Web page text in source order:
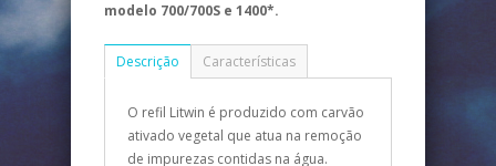
modelo 700/700S e 1400*.
Descrição Características
O refil Litwin é produzido com carvão
ativado vegetal que atua na remoção
de impurezas contidas na água.